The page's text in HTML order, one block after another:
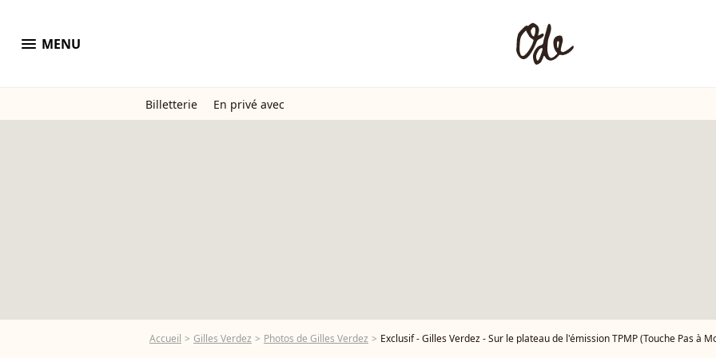
menu MENU
Billetterie En privé avec
Accueil Gilles Verdez Photos de Gilles Verdez Exclusif - Gilles Verdez - Sur le plateau de l'émission TPMP (Touche Pas à Mon Poste) présentée en direct par C.Hanouna